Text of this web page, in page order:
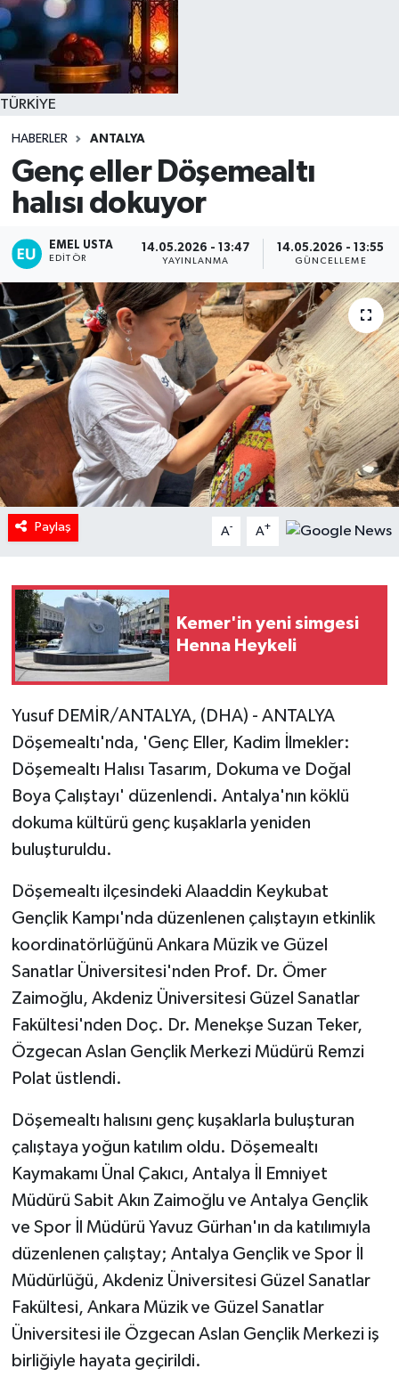
TÜRKİYE
HABERLER ANTALYA
Genç eller Döşemealtı
halısı dokuyor
EMEL USTA
EDITÖR
14.05.2026 - 13:47
YAYINLANMA
14.05.2026 - 13:55
GÜNCELLEME
Paylaş A- A+
Kemer'in yeni simgesi
Henna Heykeli
Yusuf DEMİR/ANTALYA, (DHA) - ANTALYA
Döşemealtı'nda, 'Genç Eller, Kadim İlmekler:
Döşemealtı Halısı Tasarım, Dokuma ve Doğal
Boya Çalıştayı' düzenlendi. Antalya'nın köklü
dokuma kültürü genç kuşaklarla yeniden
buluşturuldu.
Döşemealtı ilçesindeki Alaaddin Keykubat
Gençlik Kampı'nda düzenlenen çalıştayın etkinlik
koordinatörlüğünü Ankara Müzik ve Güzel
Sanatlar Üniversitesi'nden Prof. Dr. Ömer
Zaimoğlu, Akdeniz Üniversitesi Güzel Sanatlar
Fakültesi'nden Doç. Dr. Menekşe Suzan Teker,
Özgecan Aslan Gençlik Merkezi Müdürü Remzi
Polat üstlendi.
Döşemealtı halısını genç kuşaklarla buluşturan
çalıştaya yoğun katılım oldu. Döşemealtı
Kaymakamı Ünal Çakıcı, Antalya İl Emniyet
Müdürü Sabit Akın Zaimoğlu ve Antalya Gençlik
ve Spor İl Müdürü Yavuz Gürhan'ın da katılımıyla
düzenlenen çalıştay; Antalya Gençlik ve Spor İl
Müdürlüğü, Akdeniz Üniversitesi Güzel Sanatlar
Fakültesi, Ankara Müzik ve Güzel Sanatlar
Üniversitesi ile Özgecan Aslan Gençlik Merkezi iş
birliğiyle hayata geçirildi.